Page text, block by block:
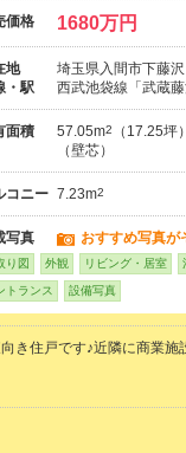
価格 1680万円
地
埼玉県入間市下藤沢
・駅
西武池袋線「武蔵
面積 57.05m2
（17.25坪）
（壁芯）
コニー 7.23m2
写真 おすすめ写真が
り図 外観 リビング・居室
トランス 設備写真
き住戸です♪近隣に商業施